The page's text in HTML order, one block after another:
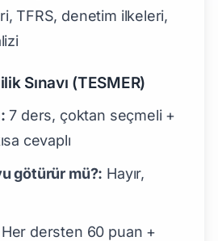
TFRS, denetim ilkeleri,
Sınavı (TESMER)
7 ders, çoktan seçmeli +
cevaplı
götürür mü?: Hayır,
Her dersten 60 puan +